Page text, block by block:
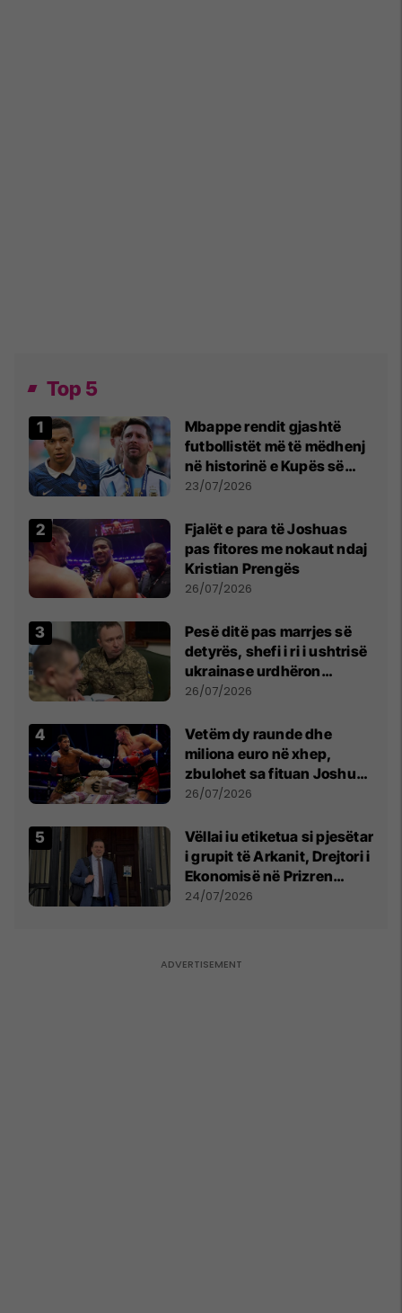
Top 5
Mbappe rendit gjashtë
futbollistët më të mëdhenj
në historinë e Kupës së
Botës, Messi mbetet i dyti
23/07/2026
Fjalët e para të Joshuas
pas fitores me nokaut ndaj
Kristian Prengës
26/07/2026
Pesë ditë pas marrjes së
detyrës, shefi i ri i ushtrisë
ukrainase urdhëron
kontroll të madh
26/07/2026
Vetëm dy raunde dhe
miliona euro në xhep,
zbulohet sa fituan Joshua
e Prenga
26/07/2026
Vëllai iu etiketua si pjesëtar
i grupit të Arkanit, Drejtori i
Ekonomisë në Prizren
mohon pretendimet
24/07/2026